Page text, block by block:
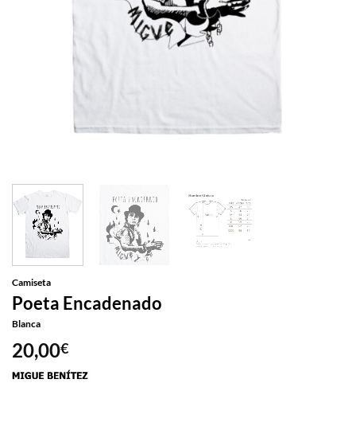
Camiseta
Poeta Encadenado
Blanca
20,00€